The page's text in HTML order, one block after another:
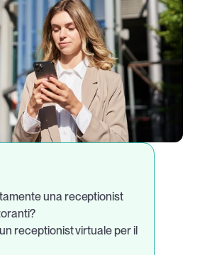
una receptionist
receptionist virtuale per il